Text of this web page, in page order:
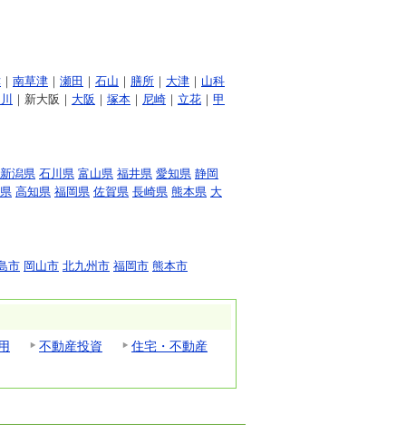
｜ 南草津 ｜ 瀬田 ｜ 石山 ｜ 膳所 ｜ 大津 ｜ 山科
｜新大阪｜ 大阪 ｜ 塚本 ｜ 尼崎 ｜ 立花 ｜ 甲
新潟県 石川県 富山県 福井県 愛知県 静岡
高知県 福岡県 佐賀県 長崎県 熊本県 大
市 岡山市 北九州市 福岡市 熊本市
不動産投資
住宅・不動産